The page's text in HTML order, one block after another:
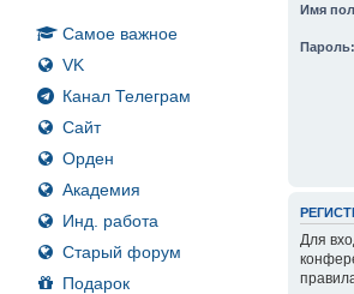
Самое важное
VK
Канал Телеграм
Сайт
Орден
Академия
Инд. работа
Старый форум
Подарок
Имя
Пароль:
Для